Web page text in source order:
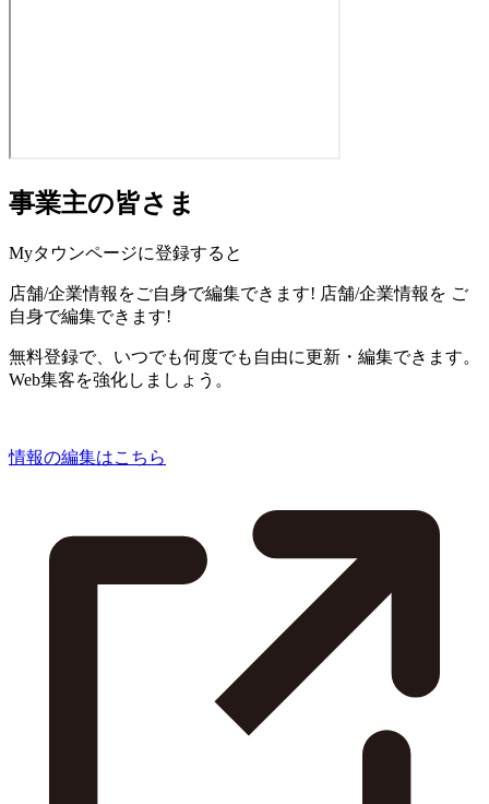
事業主の皆さま
Myタウンページに登録すると
店舗/企業情報をご自身で編集できます! 店舗/企業情報を ご
自身で編集できます!
無料登録で、いつでも何度でも自由に更新・編集できます。
Web集客を強化しましょう。
情報の編集はこちら